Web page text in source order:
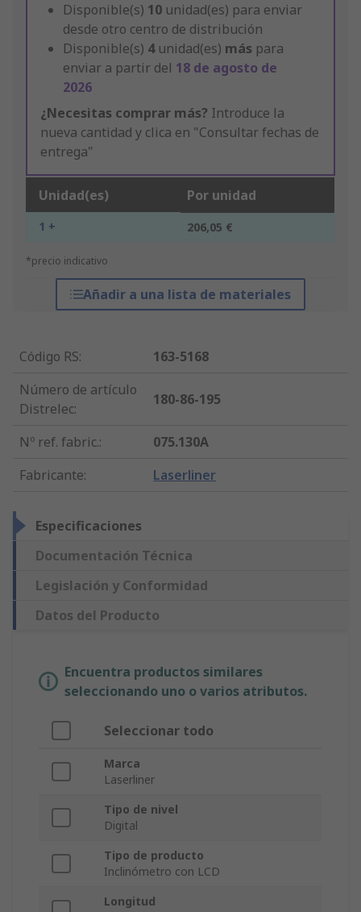
Disponible(s) 10 unidad(es) para enviar
desde otro centro de distribución
Disponible(s) 4 unidad(es) más para
enviar a partir del 18 de agosto de
2026
¿Necesitas comprar más? Introduce la
nueva cantidad y clica en "Consultar fechas de
entrega"
Unidad(es) Por unidad
1 + 206,05 €
*precio indicativo
Añadir a una lista de materiales
Código RS:
163-5168
Número de artículo
Distrelec:
180-86-195
Nº ref. fabric.:
075.130A
Fabricante: Laserliner
Especificaciones
Documentación Técnica
Legislación y Conformidad
Datos del Producto
Encuentra productos similares
seleccionando uno o varios atributos.
Seleccionar todo
Marca
Laserliner
Tipo de nivel
Digital
Tipo de producto
Inclinómetro con LCD
Longitud